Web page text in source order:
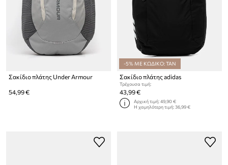
Σακίδιο πλάτης Under Armour
54,99 €
-5% ΜΕ ΚΩΔΙΚΟ: TAN
Σακίδιο πλάτης adidas
Τρέχουσα τιμή:
43,99 €
Αρχική τιμή:49,90 €
Η χαμηλότερη τιμή:36,99 €